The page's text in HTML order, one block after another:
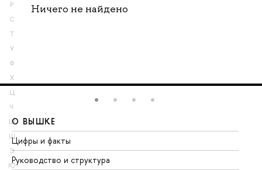
Р
С
Т
У
Ф
Х
Ц
Ч
Ш
Щ
Э
Ю
Ничего не найдено
О ВЫШКЕ
Цифры и факты
Руководство и структура